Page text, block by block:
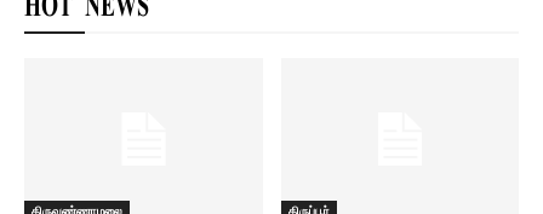
HOT NEWS
திருவண்ணாமலை திருப்பூர்